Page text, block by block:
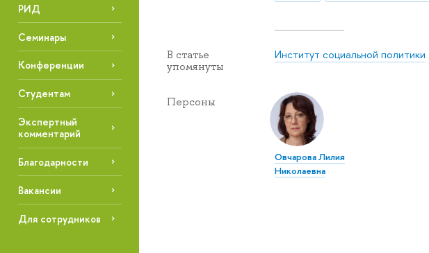
РИД
Семинары
Конференции
Студентам
Экспертный
комментарий
Благодарности
Вакансии
Для сотрудников
В статье
упомянуты
Институт социальной политики
Персоны
Овчарова Лилия
Николаевна